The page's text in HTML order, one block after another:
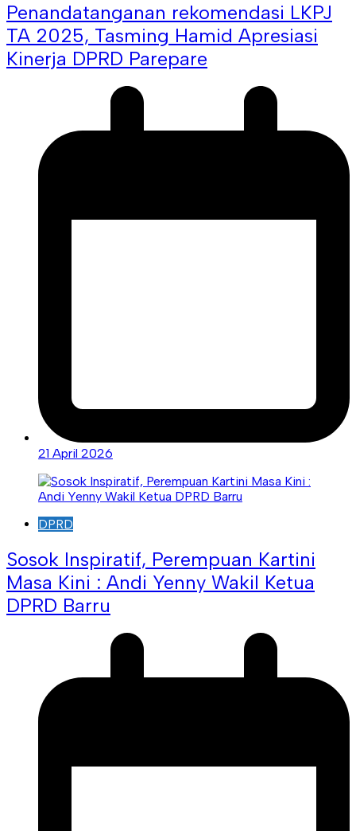
Penandatanganan rekomendasi LKPJ
TA 2025, Tasming Hamid Apresiasi
Kinerja DPRD Parepare
21 April 2026
DPRD
Sosok Inspiratif, Perempuan Kartini
Masa Kini : Andi Yenny Wakil Ketua
DPRD Barru